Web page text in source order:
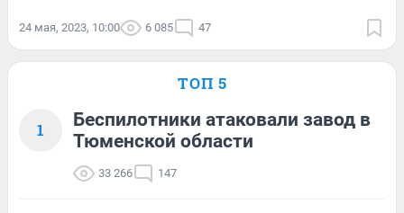
24 мая, 2023, 10:00 6 085 47
ТОП 5
1
Беспилотники атаковали завод в
Тюменской области
33 266 147